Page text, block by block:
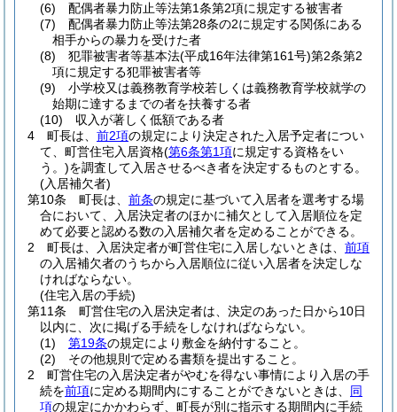
(6)
配偶者暴力防止等法第1条第2項に規定する被害者
(7)
配偶者暴力防止等法第28条の2に規定する関係にある
相手からの暴力を受けた者
(8)
犯罪被害者等基本法(平成16年法律第161号)第2条第2
項に規定する犯罪被害者等
(9)
小学校又は義務教育学校若しくは義務教育学校就学の
始期に達するまでの者を扶養する者
(10)
収入が著しく低額である者
4
町長は、 前2項の規定により決定された入居予定者につい
て、町営住宅入居資格(第6条第1項に規定する資格をい
う。)を調査して入居させるべき者を決定するものとする。
(入居補欠者)
第10条
町長は、 前条の規定に基づいて入居者を選考する場
合において、入居決定者のほかに補欠として入居順位を定
めて必要と認める数の入居補欠者を定めることができる。
2
町長は、入居決定者が町営住宅に入居しないときは、 前項
の入居補欠者のうちから入居順位に従い入居者を決定しな
ければならない。
(住宅入居の手続)
第11条
町営住宅の入居決定者は、決定のあった日から10日
以内に、次に掲げる手続をしなければならない。
(1)
第19条の規定により敷金を納付すること。
(2)
その他規則で定める書類を提出すること。
2
町営住宅の入居決定者がやむを得ない事情により入居の手
続を前項に定める期間内にすることができないときは、 同
項の規定にかかわらず、町長が別に指示する期間内に手続